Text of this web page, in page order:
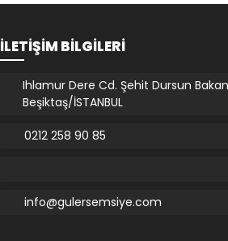
İLETIŞIM BILGILERI
Ihlamur Dere Cd. Şehit Dursun Bakan
Beşiktaş/İSTANBUL
0212 258 90 85
info@gulersemsiye.com